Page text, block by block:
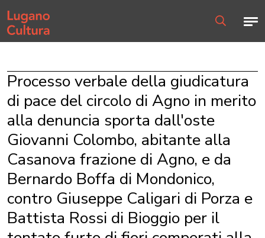
Home page
Processo verbale della giudicatura
di pace del circolo di Agno in merito
alla denuncia sporta dall'oste
Giovanni Colombo, abitante alla
Casanova frazione di Agno, e da
Bernardo Boffa di Mondonico,
contro Giuseppe Caligari di Porza e
Battista Rossi di Bioggio per il